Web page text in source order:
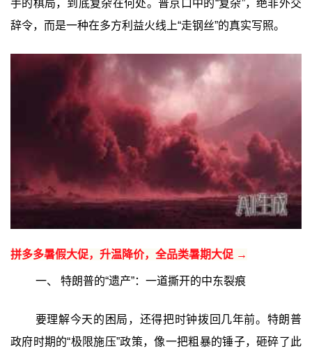
手的棋局，到底复杂在何处。普京口中的“复杂”，绝非外交
辞令，而是一种在多方利益火线上“走钢丝”的真实写照。
拼多多暑假大促，升温降价，全品类暑期大促 →
一、 特朗普的“遗产”：一道撕开的中东裂痕
要理解今天的困局，还得把时钟拨回几年前。特朗普
政府时期的“极限施压”政策，像一把粗暴的锤子，砸碎了此